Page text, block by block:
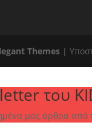
Themes |
του
μας άρθρα από